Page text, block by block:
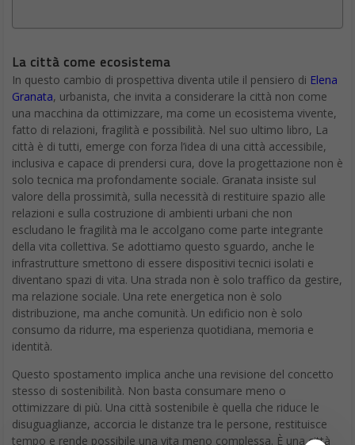
La città come ecosistema
In questo cambio di prospettiva diventa utile il pensiero di Elena
Granata, urbanista, che invita a considerare la città non come
una macchina da ottimizzare, ma come un ecosistema vivente,
fatto di relazioni, fragilità e possibilità. Nel suo ultimo libro, La
città è di tutti, emerge con forza l’idea di una città accessibile,
inclusiva e capace di prendersi cura, dove la progettazione non è
solo tecnica ma profondamente sociale. Granata insiste sul
valore della prossimità, sulla necessità di restituire spazio alle
relazioni e sulla costruzione di ambienti urbani che non
escludano le fragilità ma le accolgano come parte integrante
della vita collettiva. Se adottiamo questo sguardo, anche le
infrastrutture smettono di essere dispositivi tecnici isolati e
diventano spazi di vita. Una strada non è solo traffico da gestire,
ma relazione sociale. Una rete energetica non è solo
distribuzione, ma anche comunità. Un edificio non è solo
consumo da ridurre, ma esperienza quotidiana, memoria e
identità.
Questo spostamento implica anche una revisione del concetto
stesso di sostenibilità. Non basta consumare meno o
ottimizzare di più. Una città sostenibile è quella che riduce le
disuguaglianze, accorcia le distanze tra le persone, restituisce
tempo e rende possibile una vita meno complessa. È una città